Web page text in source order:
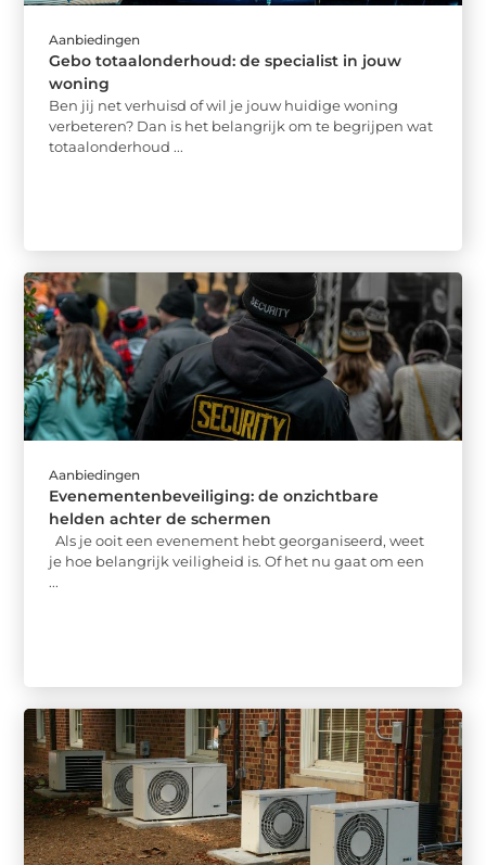
Aanbiedingen
Gebo totaalonderhoud: de specialist in jouw
woning
Ben jij net verhuisd of wil je jouw huidige woning
verbeteren? Dan is het belangrijk om te begrijpen wat
totaalonderhoud ...
Aanbiedingen
Evenementenbeveiliging: de onzichtbare
helden achter de schermen
Als je ooit een evenement hebt georganiseerd, weet
je hoe belangrijk veiligheid is. Of het nu gaat om een
...